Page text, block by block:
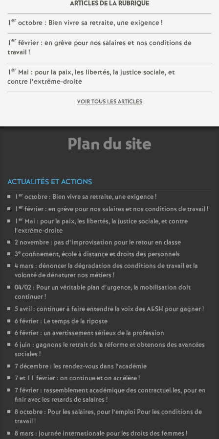
o
u
r
s
ARTICLES DE LA RUBRIQUE
1er octobre : Bien vivre sa retraite, une exigence!
1er février : en grève pour nos salaires et nos conditions de
travail !
1er Mai : pour la paix, les libertés, la justice sociale, et
contre l’extrême-droite
VOIR TOUS LES ARTICLES
Plan du site
ACTUALITÉS ET ACTIONS
1 er octobre : Bien vivre sa retraite, une exigence!
1 er février : en grève pour nos salaires et nos conditions de travail!
1 er Mai : pour la paix, les libertés, la justice sociale, et contre
l’extrême-droite
2 novembre : pas d’improvisation pour le retour en classe
3e confinement, école à distance et droits des personnels
4 mars : dénoncer la dégradation des conditions de travail et la
volonté de dénaturer nos métiers !
04/02 : Pour un véritable plan d’urgence, la mobilisation doit
continuer!
5 avril : continuer à faire entendre la voix des AESH pour gagner!
6 février : Le temps de la riposte
6 février : un avertissement sérieux de la profession
6 juin : gagnons le retrait de la réforme et obtenons des avancées
sociales !
7 décembre : les rendez-vous dans l’académie
7 et 11 février : on continue et on accélère!
7 février : rassemblement académique des contractuel.les, pour en
finir avec les retards de salaires !
8 octobre : Pour les salaires, pour l’emploi Pour les conditions de
travail!
8 mars : journée internationale pour les droits des femmes !